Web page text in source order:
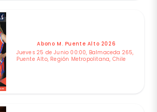
Abono M. Puente Alto 2026
Jueves 25 de Junio 00:00, Balmaceda 265,
Puente Alto, Región Metropolitana, Chile